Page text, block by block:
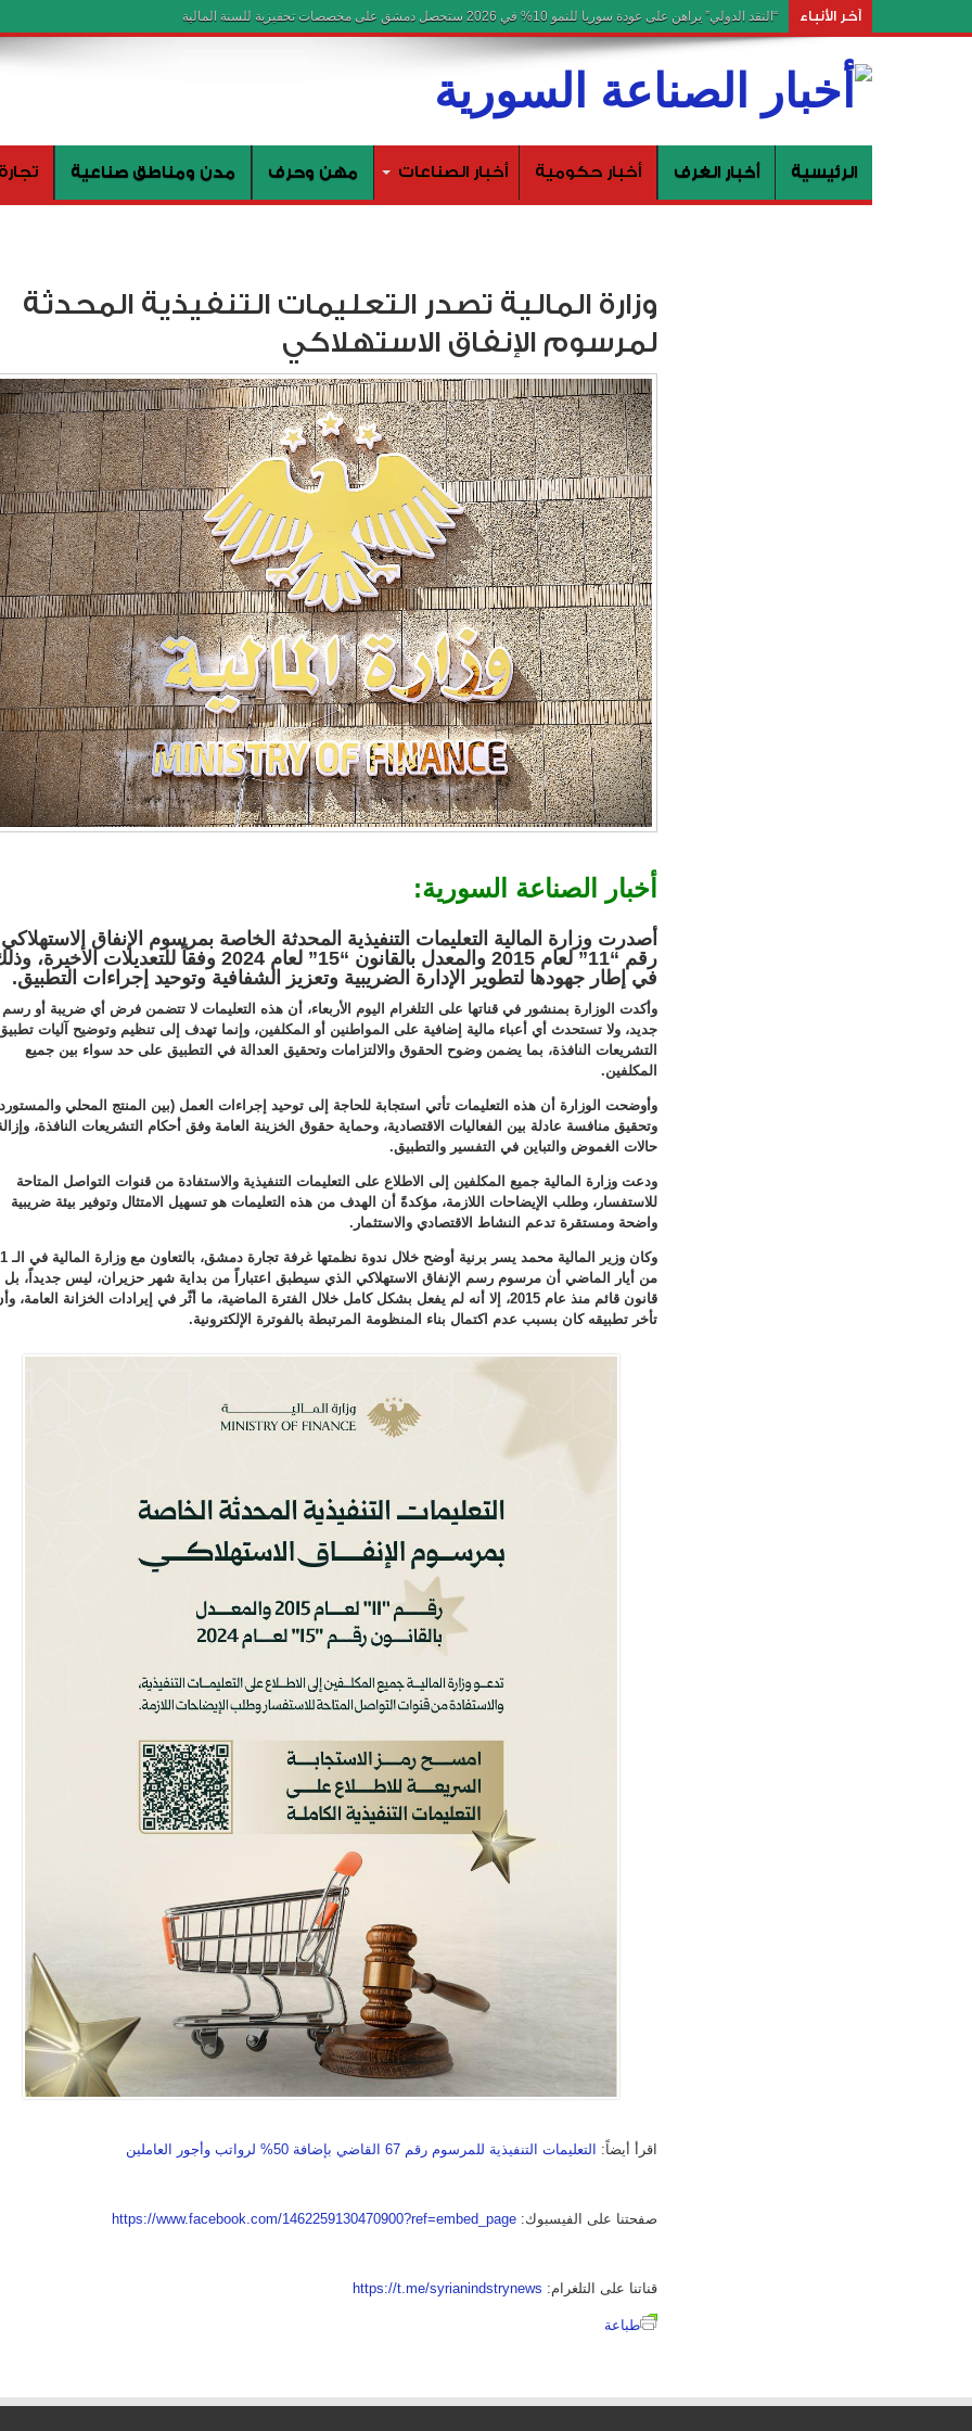
آخر الأنباء “النقد الدولي” يراهن على عودة سوريا للنمو 10% في 2026 ستحصل دمشق على مخصصات تحفيزية للسنة المالية 2027 ضمن إطار سياسة تمويل التنمية المستدامة
الرئيسية أخبار الغرف أخبار حكومية أخبار الصناعات مهن وحرف مدن ومناطق صناعية
وزارة المالية تصدر التعليمات التنفيذية المحدثة
لمرسوم الإنفاق الاستهلاكي
أخبار الصناعة السورية:
أصدرت وزارة المالية التعليمات التنفيذية المحدثة الخاصة بمرسوم الإنفاق الاستهلاكي
رقم “11” لعام 2015 والمعدل بالقانون “15” لعام 2024 وفقاً للتعديلات الأخيرة،
في إطار جهودها لتطوير الإدارة الضريبية وتعزيز الشفافية وتوحيد إجراءات التطبيق.
وأكدت الوزارة بمنشور في قناتها على التلغرام اليوم الأربعاء، أن هذه التعليمات لا تتضمن فرض أي ضريبة أو رسم
جديد، ولا تستحدث أي أعباء مالية إضافية على المواطنين أو المكلفين، وإنما تهدف إلى تنظيم وتوضيح آليات
التشريعات النافذة، بما يضمن وضوح الحقوق والالتزامات وتحقيق العدالة في التطبيق على حد سواء بين جميع
المكلفين.
وأوضحت الوزارة أن هذه التعليمات تأتي استجابة للحاجة إلى توحيد إجراءات العمل (بين المنتج المحلي
وتحقيق منافسة عادلة بين الفعاليات الاقتصادية، وحماية حقوق الخزينة العامة وفق أحكام التشريعات النافذة،
حالات الغموض والتباين في التفسير والتطبيق.
ودعت وزارة المالية جميع المكلفين إلى الاطلاع على التعليمات التنفيذية والاستفادة من قنوات التواصل المتاحة
للاستفسار، وطلب الإيضاحات اللازمة، مؤكدةً أن الهدف من هذه التعليمات هو تسهيل الامتثال وتوفير بيئة ضريبية
واضحة ومستقرة تدعم النشاط الاقتصادي والاستثمار .
وكان وزير المالية محمد يسر برنية
من أيار الماضي أن مرسوم رسم الإنفاق الاستهلاكي الذي سيطبق اعتباراً من بداية شهر حزيران، ليس جديداً، بل
قانون قائم منذ عام 2015، إلا أنه لم يفعل بشكل كامل خلال الفترة الماضية، ما أثّر في إيرادات الخزانة العامة،
تأخر تطبيقه كان بسبب عدم اكتمال بناء المنظومة المرتبطة بالفوترة الإلكترونية.
اقرأ أيضاً: التعليمات التنفيذية للمرسوم رقم 67 القاضي بإضافة 50% لرواتب وأجور العاملين
صفحتنا على الفيسبوك: https://www.facebook.com/1462259130470900?ref=embed_page
قناتنا على التلغرام: https://t.me/syrianindstrynews
طباعة